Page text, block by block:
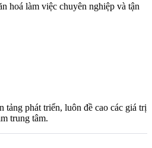
hoá làm việc chuyên nghiệp và tận
phát triển, luôn đề cao các giá trị
trung tâm.